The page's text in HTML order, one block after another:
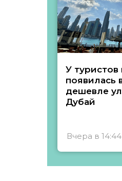
У туристов
появилась
дешевле
Дубай
Вчера в 14:44